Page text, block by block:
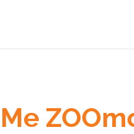
Me